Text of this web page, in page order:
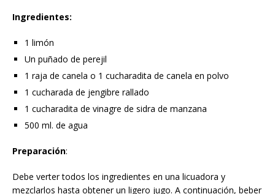
Ingredientes:
1 limón
Un puñado de perejil
1 raja de canela o 1 cucharadita de canela en polvo
1 cucharada de jengibre rallado
1 cucharadita de vinagre de sidra de manzana
500 ml. de agua
Preparación:
Debe verter todos los ingredientes en una licuadora y
mezclarlos hasta obtener un ligero jugo. A continuación, beber